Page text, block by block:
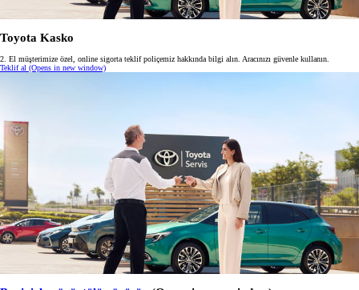
Toyota Kasko
2. El müşterimize özel, online sigorta teklif poliçemiz hakkında bilgi alın. Aracınızı güvenle kullanın.
Teklif al (Opens in new window)